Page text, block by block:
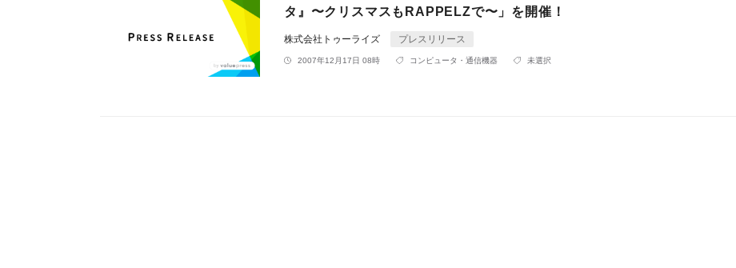
タ』〜クリスマスもRAPPELZで〜」を開催！
株式会社トゥーライズ プレスリリース
2007年12月17日 08時 コンピュータ・通信機器 未選択